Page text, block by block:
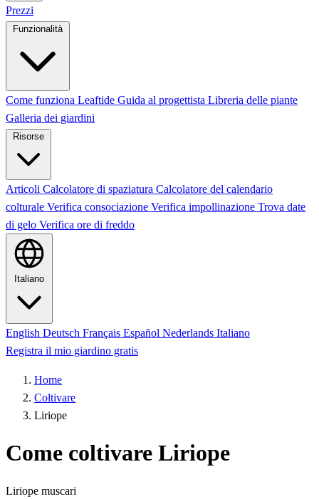
Prezzi
Funzionalità
Come funziona Leaftide Guida al progettista Libreria delle piante
Galleria dei giardini
Risorse
Articoli Calcolatore di spaziatura Calcolatore del calendario
colturale Verifica consociazione Verifica impollinazione Trova date
di gelo Verifica ore di freddo
Italiano
English Deutsch Français Español Nederlands Italiano
Registra il mio giardino gratis
Home
Coltivare
Liriope
Come coltivare Liriope
Liriope muscari